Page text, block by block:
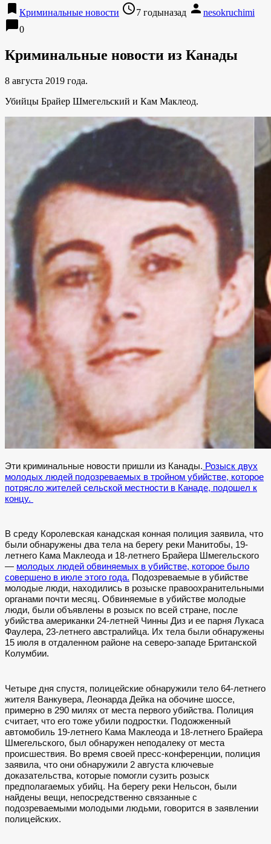
bookmark Криминальные новости access_time7 годыназад person nesokruchimi
chat_bubble0
Криминальные новости из Канады
8 августа 2019 года.
Убийцы Брайер Шмегельский и Кам Маклеод.
Эти криминальные новости пришли из Канады. Розыск двух
молодых людей подозреваемых в тройном убийстве, которое
потрясло жителей сельской местности в Канаде, подошел к
концу.
В среду Королевская канадская конная полиция заявила, что
были обнаружены два тела на берегу реки Манитобы, 19-
летнего Кама Маклеода и 18-летнего Брайера Шмегельского
— молодых людей обвиняемых в убийстве, которое было
совершено в июле этого года. Подозреваемые в убийстве
молодые люди, находились в розыске правоохранительными
органами почти месяц. Обвиняемые в убийстве молодые
люди, были объявлены в розыск по всей стране, после
убийства американки 24-летней Чинны Диз и ее парня Лукаса
Фаулера, 23-летнего австралийца. Их тела были обнаружены
15 июля в отдаленном районе на северо-западе Британской
Колумбии.
Четыре дня спустя, полицейские обнаружили тело 64-летнего
жителя Ванкувера, Леонарда Дейка на обочине шоссе,
примерно в 290 милях от места первого убийства. Полиция
считает, что его тоже убили подростки. Подожженный
автомобиль 19-летнего Кама Маклеода и 18-летнего Брайера
Шмегельского, был обнаружен неподалеку от места
происшествия. Во время своей пресс-конференции, полиция
заявила, что они обнаружили 2 августа ключевые
доказательства, которые помогли сузить розыск
предполагаемых убийц. На берегу реки Нельсон, были
найдены вещи, непосредственно связанные с
подозреваемыми молодыми людьми, говорится в заявлении
полицейских.